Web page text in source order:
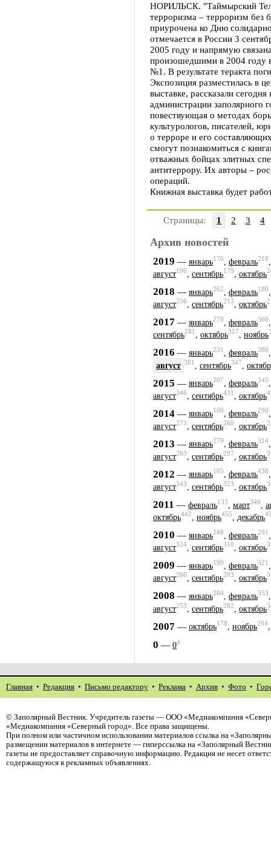
НОРИЛЬСК. "Таймырский
терроризма – терроризм без
приурочена ко Дню
отмечается в России 3
2005 году и напрямую
произошедшими в 2004 году
№1. В результате теракта
Экспозиция разместилась в
выставке, рассказали
администрации заполярного
повествующая о методах
культурологов, писателей,
о терроре и его
смогут познакомиться с
отважных бойцах элитных
антитеррору. Их авторы –
операций.
Книжная выставка будет
Страницы: 1 2 3 4
Архив новостей
2019 — январь176 февраль218
август196, сентябрь179, октябрь
2018 — январь262 февраль180
август256, сентябрь213, октябрь
2017 — январь278 февраль360
сентябрь281, октябрь327, ноябрь
2016 — январь231 февраль380
август 381 сентябрь347
2015 — январь207, февраль345
август346 сентябрь431 октябрь
2014 — январь108, февраль290
август273 сентябрь260 октябрь
2013 — январь279, февраль314
август283 сентябрь297 октябрь
2012 — январь105, февраль438
август343, сентябрь323, октябрь
2011 — февраль133 март340
октябрь442, ноябрь455, декабрь
2010 — январь248 февраль291
август324, сентябрь310, октябрь
2009 — январь199 февраль321
август266, сентябрь293, октябрь
2008 — январь284 февраль353
август253 сентябрь282 октябрь
2007 — октябрь178, ноябрь204
0 — 04
Главная • Редакция • Письмо редактору • Реклама • Архив • Фото •
© Заполярный Вестник. Учредитель газеты — ООО «Медиакомпания
«Медиакомпания «Северный город». Все права защищены.
При полном или частичном использовании материалов ссылка на
размещении материалов в интернете — гиперссылка на «Заполярный
газеты не предоставляет справочную информацию. Редакция не несет
содержащуюся в рекламных объявлениях.